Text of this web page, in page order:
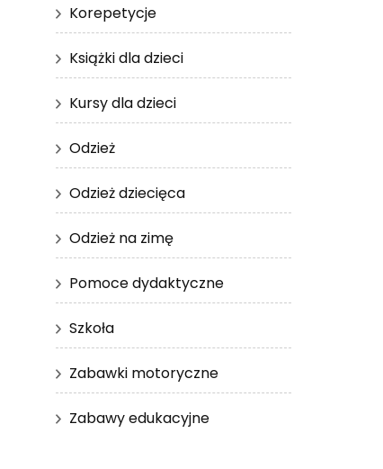
Korepetycje
Książki dla dzieci
Kursy dla dzieci
Odzież
Odzież dziecięca
Odzież na zimę
Pomoce dydaktyczne
Szkoła
Zabawki motoryczne
Zabawy edukacyjne